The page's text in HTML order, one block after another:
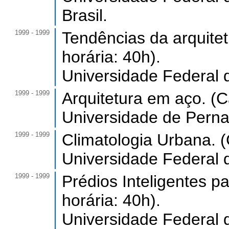
Brasil.
1999 - 1999
Tendências da
horária: 40h).
Universidade Federal
1999 - 1999
Arquitetura em aço.
Universidade de
1999 - 1999
Climatologia Urbana.
Universidade Federal
1999 - 1999
Prédios Inteligentes
horária: 40h).
Universidade Federal